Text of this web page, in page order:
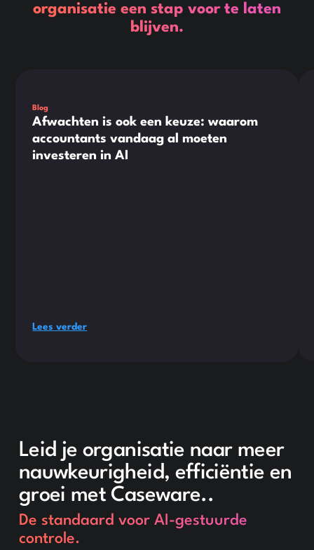
organisatie een stap voor te laten
blijven.
Blog
Afwachten is ook een keuze: waarom
accountants vandaag al moeten
investeren in AI
Lees verder
Leid je organisatie naar meer
nauwkeurigheid, efficiëntie en
groei met Caseware..
De standaard voor AI-gestuurde
controle.